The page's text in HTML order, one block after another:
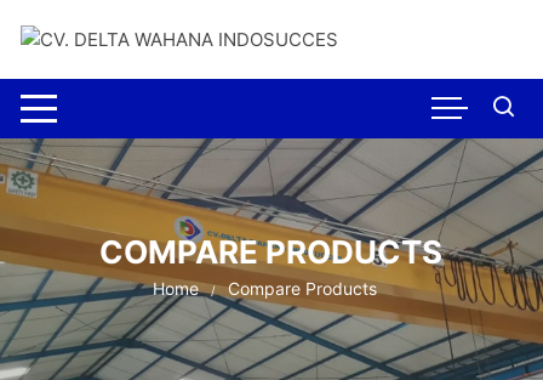
COMPARE PRODUCTS
Home Compare Products